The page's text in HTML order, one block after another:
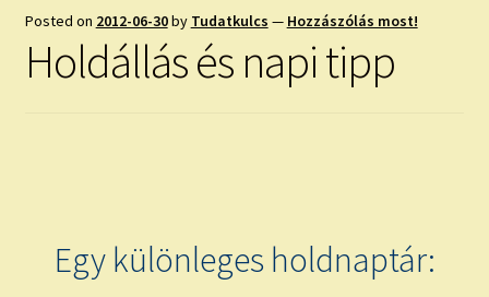
NAPI ASZTROLÓGIA
Posted on 2012-06-30by Tudatkulcs — Hozzászólás most!
Holdállás és napi tipp
Egy különleges holdnaptár: